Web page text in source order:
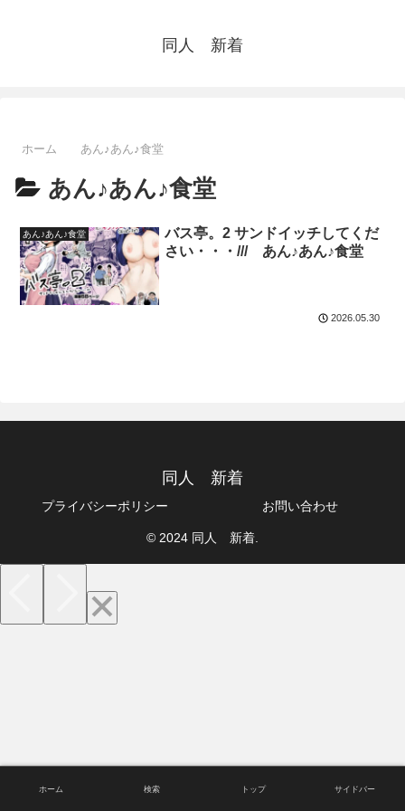
同人 新着
ホーム あん♪あん♪食堂
あん♪あん♪食堂
あん♪あん♪食堂
バス亭。2 サンドイッチしてくだ
さい・・・/// あん♪あん♪食堂
2026.05.30
同人 新着
プライバシーポリシー お問い合わせ
© 2024 同人 新着.
ホーム 検索 トップ サイドバー